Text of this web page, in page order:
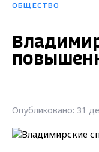
ОБЩЕСТВО
Опубликовано: 31